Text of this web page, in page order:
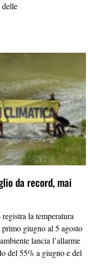
delle
da record, mai
la temperatura
giugno al 5 agosto
lancia l’allarme
del 55% a giugno e del